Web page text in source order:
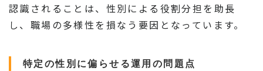
認識されることは、性別による役割分担を助長
し、職場の多様性を損なう要因となっています。
特定の性別に偏らせる運用の問題点